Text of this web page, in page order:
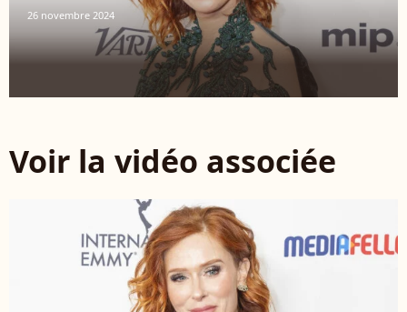
26 novembre 2024
Voir la vidéo associée